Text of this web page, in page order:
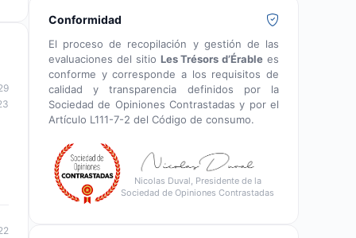
Conformidad
El proceso de recopilación y gestión de las
evaluaciones del sitio Les Trésors d’Érable es
conforme y corresponde a los requisitos de
calidad y transparencia definidos por la
Sociedad de Opiniones Contrastadas y por el
Artículo L111-7-2 del Código de consumo.
Nicolas Duval, Presidente de la
Sociedad de Opiniones Contrastadas